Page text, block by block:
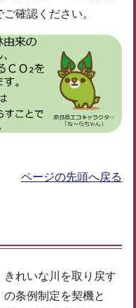
確認ください。
ページの先頭へ戻る
れいな川を取り戻す
条例制定を契機と